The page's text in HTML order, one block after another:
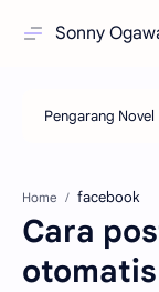
Sonny
Home facebook
Cara